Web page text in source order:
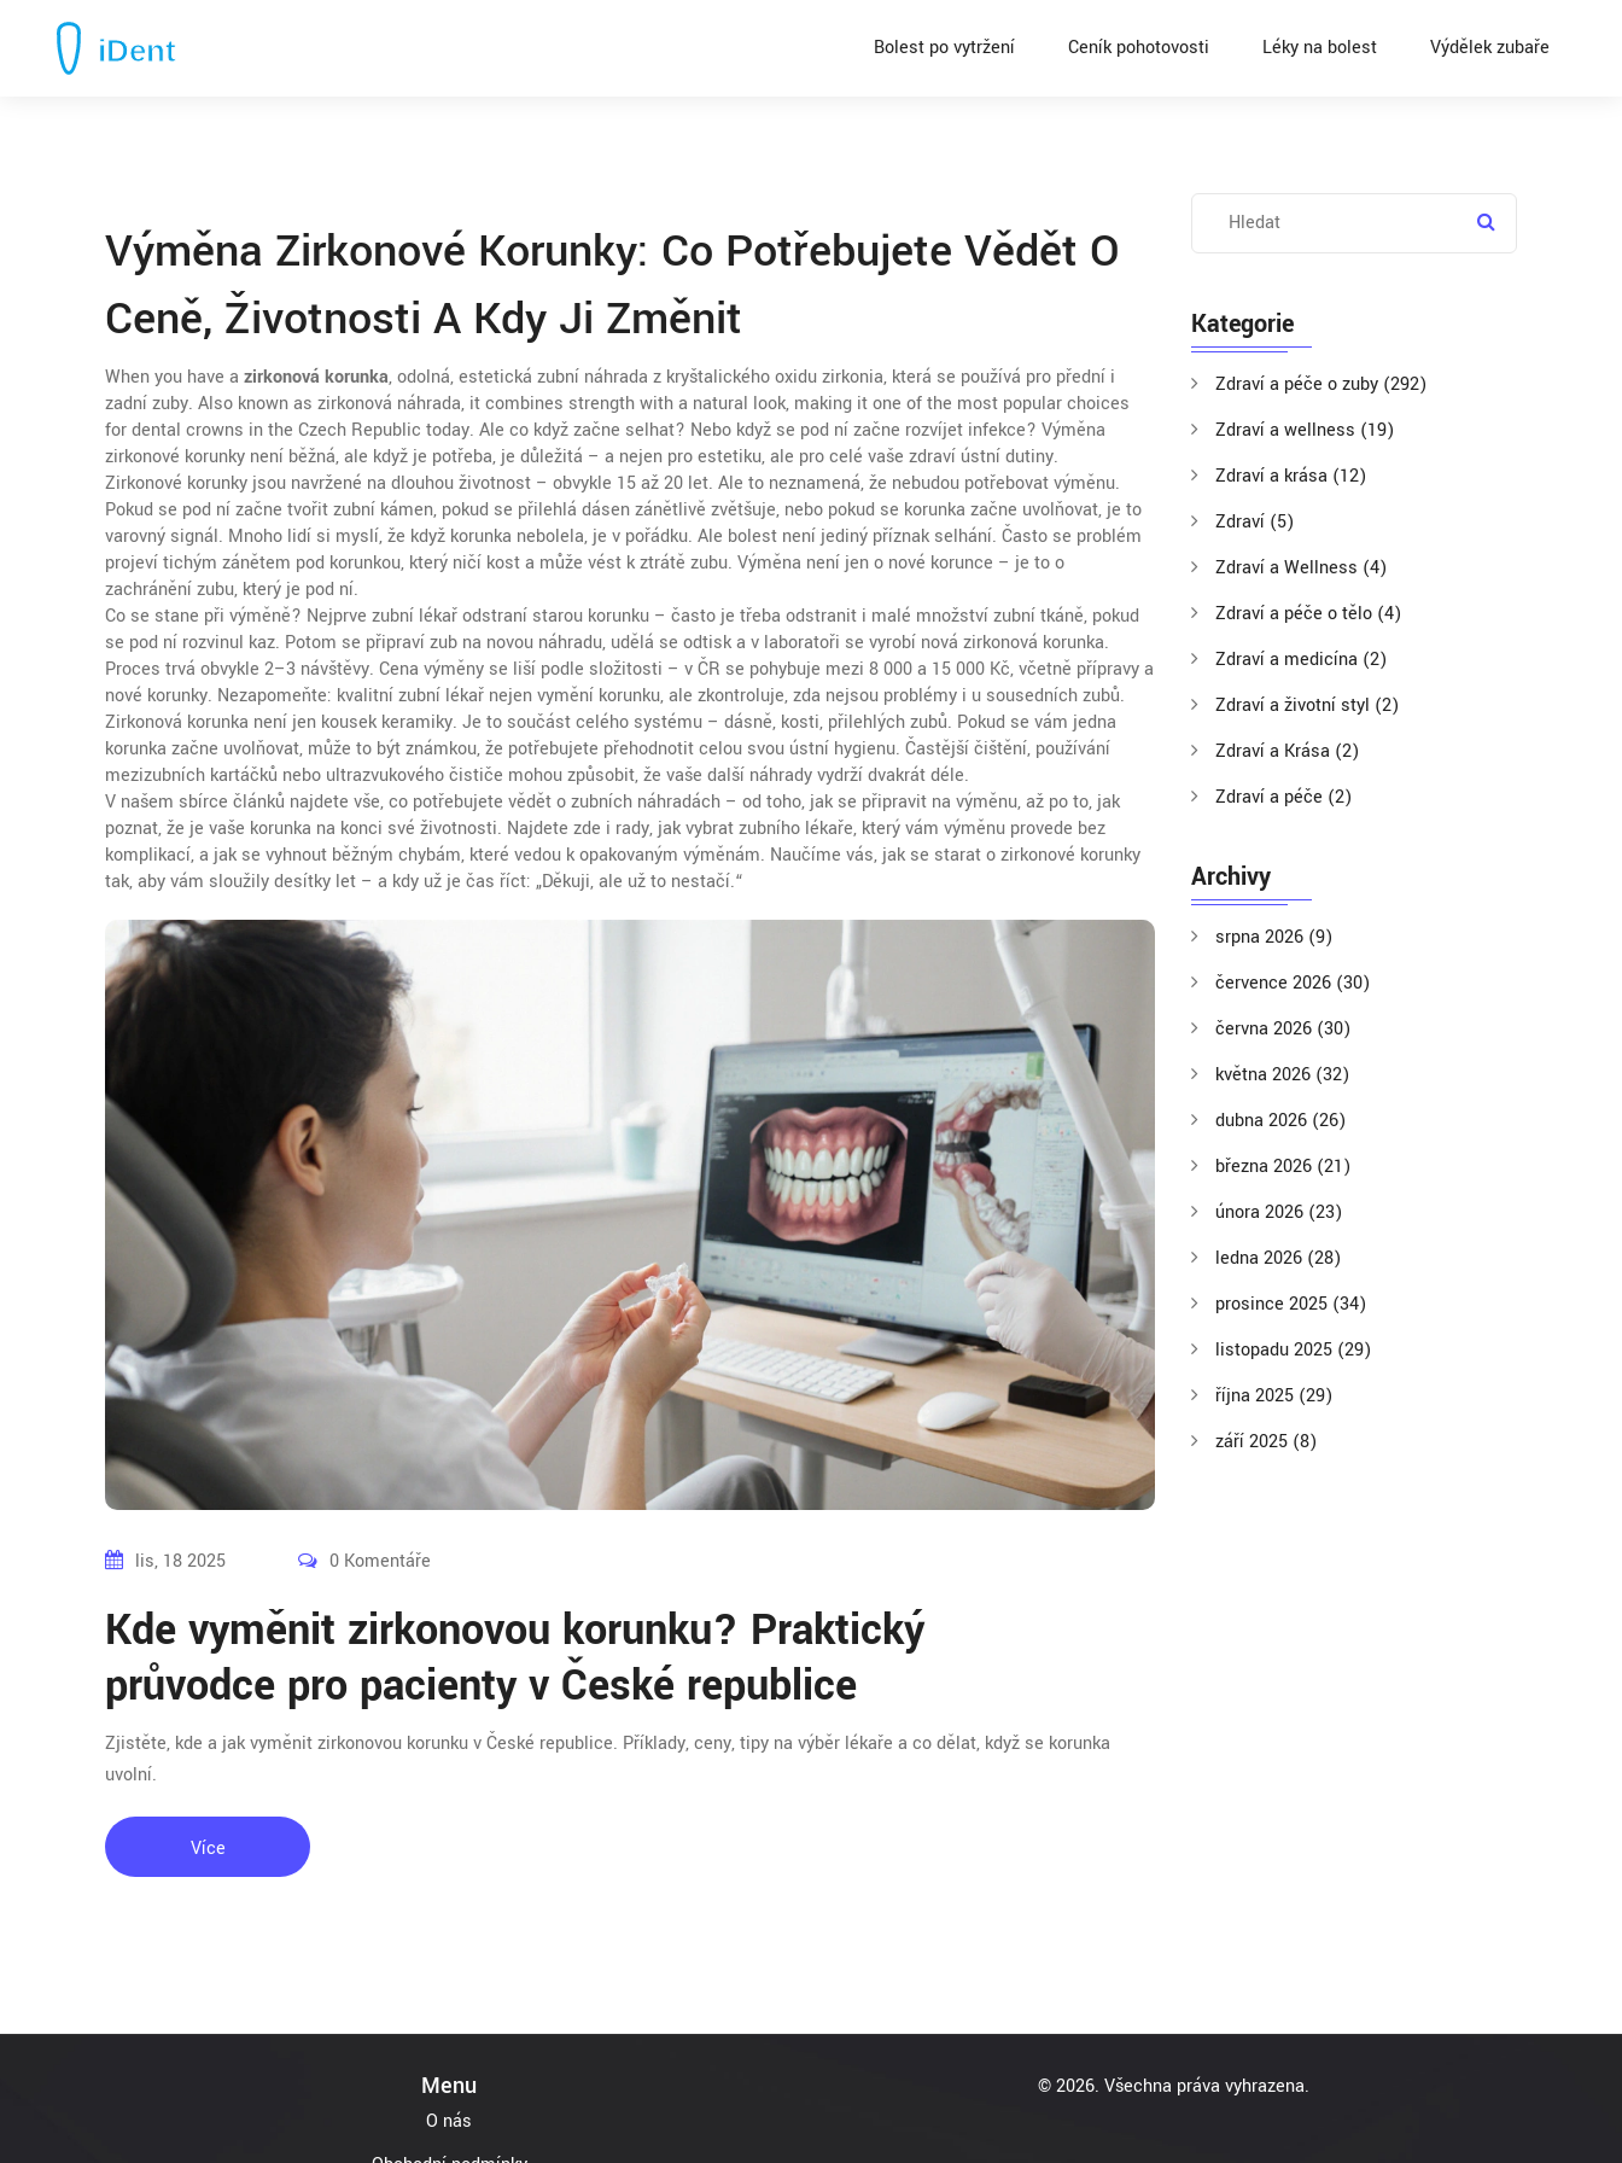
Bolest po vytržení Ceník pohotovosti Léky na bolest Výdělek zubaře
Výměna Zirkonové Korunky: Co Potřebujete Vědět O
Ceně, Životnosti A Kdy Ji Změnit
When you have a zirkonová korunka,odolná, estetická zubní náhrada z kryštalického oxidu zirkonia, která se používá pro přední i
zadní zuby. Also known as zirkonová náhrada, it combines strength with a natural look, making it one of the most popular choices
for dental crowns in the Czech Republic today. Ale co když začne selhat? Nebo když se pod ní začne rozvíjet infekce? Výměna
zirkonové korunky není běžná, ale když je potřeba, je důležitá – a nejen pro estetiku, ale pro celé vaše zdraví ústní dutiny.
Zirkonové korunky jsou navržené na dlouhou životnost – obvykle 15 až 20 let. Ale to neznamená, že nebudou potřebovat výměnu.
Pokud se pod ní začne tvořit zubní kámen, pokud se přilehlá dásen zánětlivě zvětšuje, nebo pokud se korunka začne uvolňovat, je to
varovný signál. Mnoho lidí si myslí, že když korunka nebolela, je v pořádku. Ale bolest není jediný příznak selhání. Často se problém
projeví tichým zánětem pod korunkou, který ničí kost a může vést k ztrátě zubu. Výměna není jen o nové korunce – je to o
zachránění zubu, který je pod ní.
Co se stane při výměně? Nejprve zubní lékař odstraní starou korunku – často je třeba odstranit i malé množství zubní tkáně, pokud
se pod ní rozvinul kaz. Potom se připraví zub na novou náhradu, udělá se odtisk a v laboratoři se vyrobí nová zirkonová korunka.
Proces trvá obvykle 2–3 návštěvy. Cena výměny se liší podle složitosti – v ČR se pohybuje mezi 8 000 a 15 000 Kč, včetně přípravy a
nové korunky. Nezapomeňte: kvalitní zubní lékař nejen vymění korunku, ale zkontroluje, zda nejsou problémy i u sousedních zubů.
Zirkonová korunka není jen kousek keramiky. Je to součást celého systému – dásně, kosti, přilehlých zubů. Pokud se vám jedna
korunka začne uvolňovat, může to být známkou, že potřebujete přehodnotit celou svou ústní hygienu. Častější čištění, používání
mezizubních kartáčků nebo ultrazvukového čističe mohou způsobit, že vaše další náhrady vydrží dvakrát déle.
V našem sbírce článků najdete vše, co potřebujete vědět o zubních náhradách – od toho, jak se připravit na výměnu, až po to, jak
poznat, že je vaše korunka na konci své životnosti. Najdete zde i rady, jak vybrat zubního lékaře, který vám výměnu provede bez
komplikací, a jak se vyhnout běžným chybám, které vedou k opakovaným výměnám. Naučíme vás, jak se starat o zirkonové korunky
tak, aby vám sloužily desítky let – a kdy už je čas říct: „Děkuji, ale už to nestačí.“
lis, 18 2025 0 Komentáře
Kde vyměnit zirkonovou korunku? Praktický
průvodce pro pacienty v České republice
Zjistěte, kde a jak vyměnit zirkonovou korunku v České republice. Příklady, ceny, tipy na výběr lékaře a co dělat, když se korunka
uvolní.
Více
Kategorie
Zdraví a péče o zuby (292)
Zdraví a wellness (19)
Zdraví a krása (12)
Zdraví (5)
Zdraví a Wellness (4)
Zdraví a péče o tělo (4)
Zdraví a medicína (2)
Zdraví a životní styl (2)
Zdraví a Krása (2)
Zdraví a péče (2)
Archivy
srpna 2026 (9)
července 2026 (30)
června 2026 (30)
května 2026 (32)
dubna 2026 (26)
března 2026 (21)
února 2026 (23)
ledna 2026 (28)
prosince 2025 (34)
listopadu 2025 (29)
října 2025 (29)
září 2025 (8)
Menu
O nás
© 2026. Všechna práva vyhrazena.